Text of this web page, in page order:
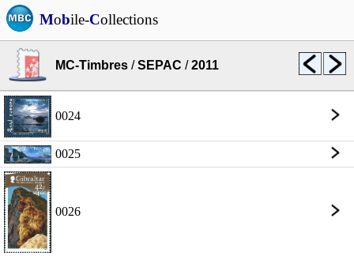
Mobile-Collections
MC-Timbres /SEPAC /2011
0024
0025
0026